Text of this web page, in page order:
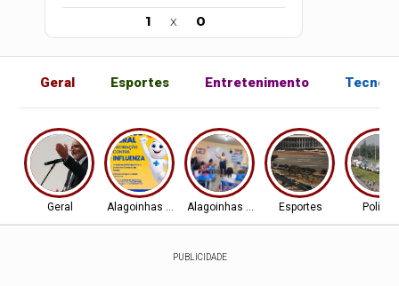
1 x 0
Geral Esportes Entretenimento
Geral Alagoinhas - BA Alagoinhas - BA Esportes Política
PUBLICIDADE